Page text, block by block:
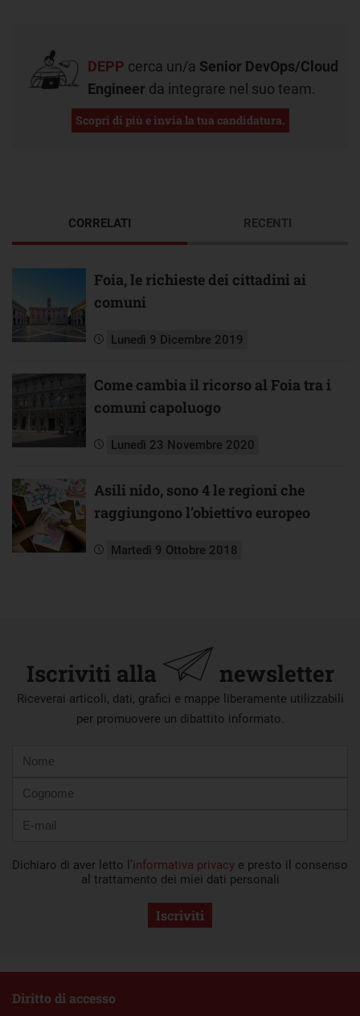
DEPP cerca un/a Senior DevOps/Cloud
Engineer da integrare nel suo team.
Scopri di più e invia la tua candidatura.
CORRELATI
Foia, le richieste dei cittadini ai
comuni
Lunedì 9 Dicembre 2019
Come cambia il ricorso al Foia tra i
comuni capoluogo
Lunedì 23 Novembre 2020
Asili nido, sono 4 le regioni che
raggiungono l’obiettivo europeo
Martedì 9 Ottobre 2018
RECENTI
Iscriviti alla newsletter
Riceverai articoli, dati, grafici e mappe liberamente utilizzabili
per promuovere un dibattito informato.
mail
Dichiaro di aver letto l’informativa privacy e presto il consenso
al trattamento dei miei dati personali
Iscriviti
Diritto di accesso